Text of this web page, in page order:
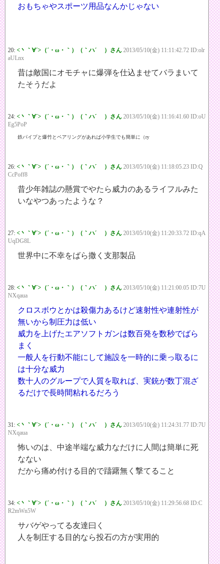
おもちゃやスポーツ用品なんかじゃない
20: <丶｀∀´>（´・ω・｀）（｀ハ´ ）さん 2013/05/10(金) 11:11:42.72 ID:olr
aULnx
昔は敵国にオモチャに爆弾を仕込ませてバラまいて
たそうだよ
24: <丶｀∀´>（´・ω・｀）（｀ハ´ ）さん 2013/05/10(金) 11:16:41.60 ID:oU
Eg5PoP
鉄パイプと爆竹とベアリングがあれば小学生でも簡単に（ry
26: <丶｀∀´>（´・ω・｀）（｀ハ´ ）さん 2013/05/10(金) 11:18:05.23 ID:Q
CcPoff8
昔少年雑誌の懸賞でやたら威力のあるライフルみた
いなやつあったような？
27: <丶｀∀´>（´・ω・｀）（｀ハ´ ）さん 2013/05/10(金) 11:20:33.72 ID:qA
UqDG8L
世界中に不幸をばら撒く支那製品
28: <丶｀∀´>（´・ω・｀）（｀ハ´ ）さん 2013/05/10(金) 11:21:00.05 ID:7U
NXqaua
クロスボウとかは殺傷力あるけど速射性や連射性が
無いから制圧力は低い
威力を上げたエアソフトガンは数百発を数秒でばら
まく
一般人を行動不能にして施設を一時的に乗っ取るに
は十分な威力
数十人のグループで人質を取れば、実銃が数丁混ざ
るだけで長時間粘れるだろう
31: <丶｀∀´>（´・ω・｀）（｀ハ´ ）さん 2013/05/10(金) 11:24:31.77 ID:7U
NXqaua
怖いのは、中途半端な威力なだけに人間は簡単に死
なない
だから痛め付ける目的で躊躇無く撃てること
34: <丶｀∀´>（´・ω・｀）（｀ハ´ ）さん 2013/05/10(金) 11:29:56.68 ID:C
R2mWn5W
サバゲやってる友達曰く
人を制圧する目的なら投石の方が実用的